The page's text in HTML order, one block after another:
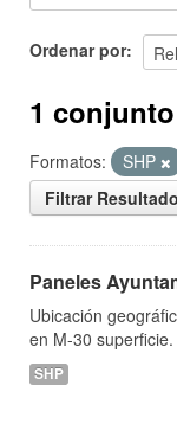
Ordenar por
1
Formatos: SHP
Filtrar
Paneles
Ubicación
en M-30 superficie.
SHP